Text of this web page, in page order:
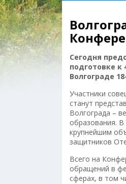
Сегодня
подготовке
Волгограде
Участники
станут
Волгограда –
образования.
крупнейшим
защитников
Всего на
обращений в
сферах, в том